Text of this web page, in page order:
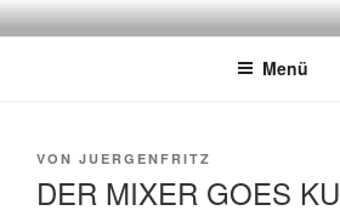
Zum
InhaltDER MIXER
Frankfurt
Menü
VON JUERGENFRITZ
DER MIXER GOES